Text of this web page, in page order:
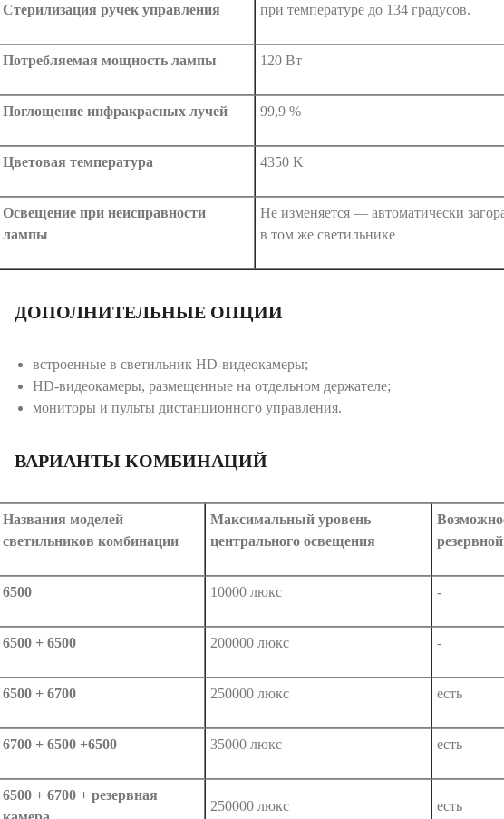
Стерилизация ручек управления при температуре до 134 градусов.
Потребляемая мощность лампы 120 Вт
Поглощение инфракрасных лучей 99,9 %
Цветовая температура 4350 K
Освещение при неисправности
лампы
Не изменяется — автоматически
в том же светильнике
ДОПОЛНИТЕЛЬНЫЕ ОПЦИИ
встроенные в светильник HD-видеокамеры;
HD-видеокамеры, размещенные на отдельном держателе;
мониторы и пульты дистанционного управления.
ВАРИАНТЫ КОМБИНАЦИЙ
Названия моделей
светильников комбинации
Максимальный уровень
центрального освещения
6500 10000 люкс -
6500 + 6500 200000 люкс -
6500 + 6700 250000 люкс есть
6700 + 6500 +6500 35000 люкс есть
6500 + 6700 + резервная
250000 люкс есть